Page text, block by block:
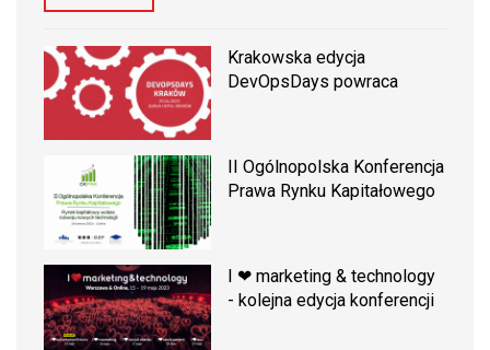
Krakowska edycja
DevOpsDays powraca
II Ogólnopolska Konferencja
Prawa Rynku Kapitałowego
I ❤ marketing & technology
- kolejna edycja konferencji